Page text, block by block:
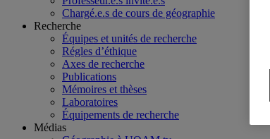
Chargé.e.s de cours de géographie
Recherche
Équipes et unités de recherche
Régles d’éthique
Axes de recherche
Publications
Mémoires et thèses
Laboratoires
Équipements de recherche
Médias